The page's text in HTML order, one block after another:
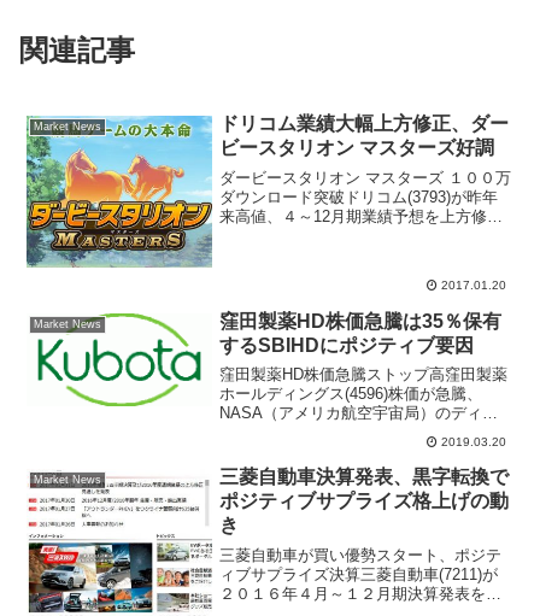
関連記事
Market News
ドリコム業績大幅上方修正、ダー
ビースタリオン マスターズ好調
ダービースタリオン マスターズ １００万
ダウンロード突破ドリコム(3793)が昨年
来高値、４～12月期業績予想を上方修
2017.01.20
Market News
窪田製薬HD株価急騰は35％保有
するSBIHDにポジティブ要因
窪田製薬HD株価急騰ストップ高窪田製薬
ホールディングス(4596)株価が急騰、
NASA（アメリカ航空宇宙局）のディー
プスペースミッションに向けて小型
OCT（光干渉断層計）の開発受託契約を
締結を発表した事が材料視されストップ
高、翌20日も大幅...
2019.03.20
Market News
三菱自動車決算発表、黒字転換で
ポジティブサプライズ格上げの動
き
三菱自動車が買い優勢スタート、ポジテ
ィブサプライズ決算三菱自動車(7211)が
２０１６年４月～１２月期決算発表を行